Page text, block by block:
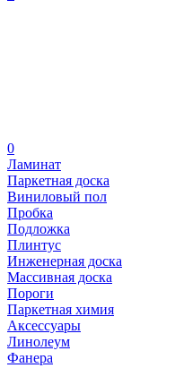
0
Ламинат
Паркетная доска
Виниловый пол
Пробка
Подложка
Плинтус
Инженерная доска
Массивная доска
Пороги
Паркетная химия
Аксессуары
Линолеум
Фанера